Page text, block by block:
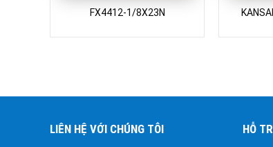
FX4412-1/8X23N
LIÊN HỆ VỚI CHÚNG TÔI HỖ